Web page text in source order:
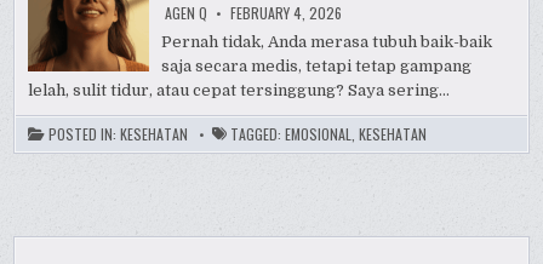
AGEN Q FEBRUARY 4, 2026
Pernah tidak, Anda merasa tubuh baik-baik
saja secara medis, tetapi tetap gampang
lelah, sulit tidur, atau cepat tersinggung? Saya sering…
POSTED IN:KESEHATAN TAGGED:EMOSIONAL ,KESEHATAN